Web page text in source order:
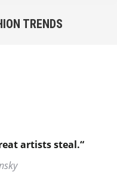
TRENDS
artists steal.“